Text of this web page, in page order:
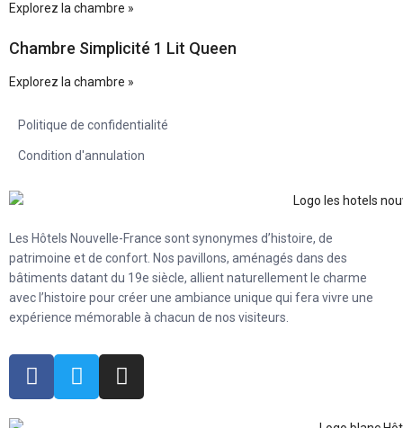
Explorez la chambre »
Chambre Simplicité 1 Lit Queen
Explorez la chambre »
Politique de confidentialité
Condition d'annulation
Les Hôtels Nouvelle-France sont synonymes d’histoire, de
patrimoine et de confort. Nos pavillons, aménagés dans des
bâtiments datant du 19e siècle, allient naturellement le charme
avec l’histoire pour créer une ambiance unique qui fera vivre une
expérience mémorable à chacun de nos visiteurs.